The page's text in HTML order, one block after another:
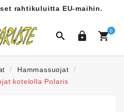
rahtikuluitta EU-maihin.
  0
Hammassuojat
kotelolla Polaris